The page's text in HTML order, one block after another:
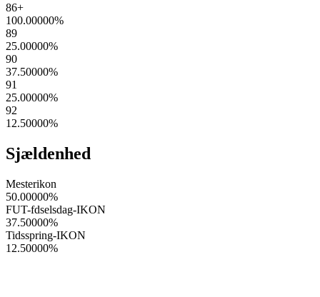
86+
100.00000%
89
25.00000%
90
37.50000%
91
25.00000%
92
12.50000%
Sjældenhed
Mesterikon
50.00000%
FUT-fdselsdag-IKON
37.50000%
Tidsspring-IKON
12.50000%